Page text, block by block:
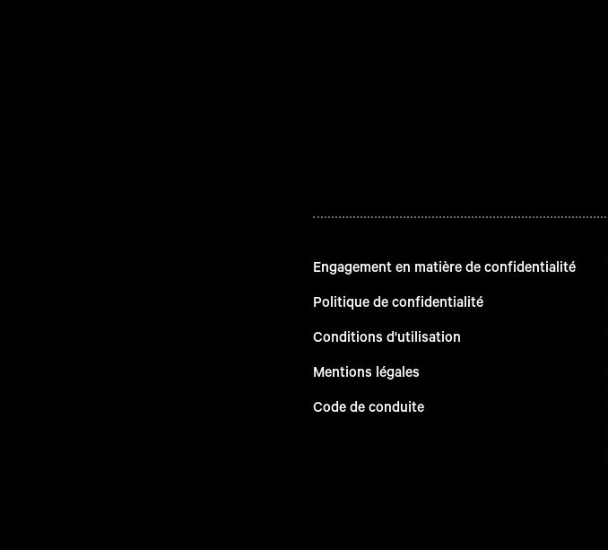
Engagement en matière de confidentialité
Politique de confidentialité
Conditions d'utilisation
Mentions légales
Code de conduite